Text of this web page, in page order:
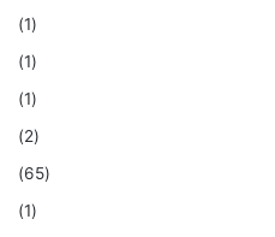
(1)
(1)
(1)
(2)
(65)
(1)